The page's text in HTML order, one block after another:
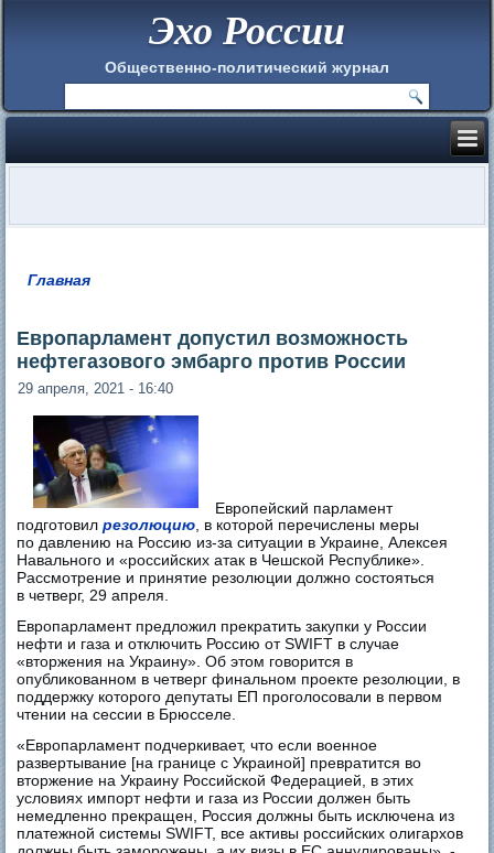
Эхо России
Общественно-политический журнал
Главная
Европарламент допустил возможность
нефтегазового эмбарго против России
29 апреля, 2021 - 16:40
Европейский парламент
подготовилрезолюцию, в которой перечислены меры
по давлению на Россию из-за ситуации в Украине, Алексея
Навального и «российских атак в Чешской Республике».
Расcмотрение и принятие резолюции должно состояться
в четверг, 29 апреля.
Европарламент предложил прекратить закупки у России
нефти и газа и отключить Россию от SWIFT в случае
«вторжения на Украину». Об этом говорится в
опубликованном в четверг финальном проекте резолюции, в
поддержку которого депутаты ЕП проголосовали в первом
чтении на сессии в Брюсселе.
«Европарламент подчеркивает, что если военное
развертывание [на границе с Украиной] превратится во
вторжение на Украину Российской Федерацией, в этих
условиях импорт нефти и газа из России должен быть
немедленно прекращен, Россия должны быть исключена из
платежной системы SWIFT, все активы российских олигархов